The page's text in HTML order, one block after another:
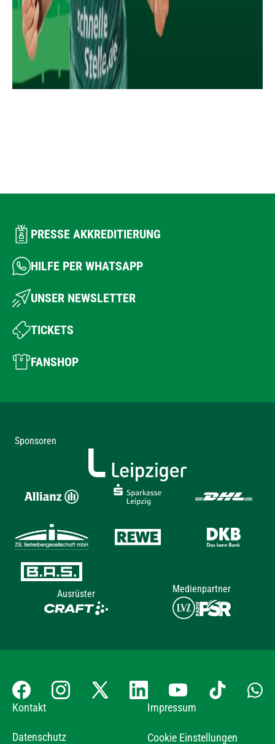
PRESSE AKKREDITIERUNG
HILFE PER WHATSAPP
UNSER NEWSLETTER
TICKETS
FANSHOP
Sponsoren
Ausrüster Medienpartner
Kontakt Impressum
Datenschutz Cookie Einstellungen